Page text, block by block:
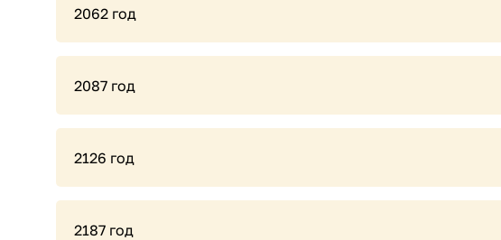
2062 год
2087 год
2126 год
2187 год